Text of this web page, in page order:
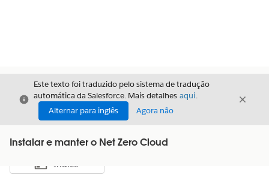
Fechar
Este texto foi traduzido pelo sistema de tradução
automática da Salesforce. Mais detalhes aqui.
Alternar para inglês
Agora não
Fechar
Instalar e manter o Net Zero Cloud
Mostrar índice
Índice